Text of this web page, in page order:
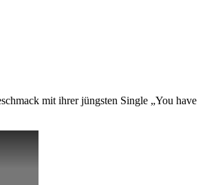
mit ihrer jüngsten Single „You have